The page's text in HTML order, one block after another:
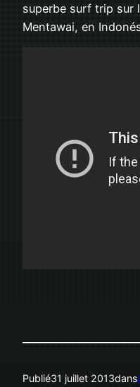
superbe surf trip sur
Mentawai, en
Publié31 juillet 2013dans